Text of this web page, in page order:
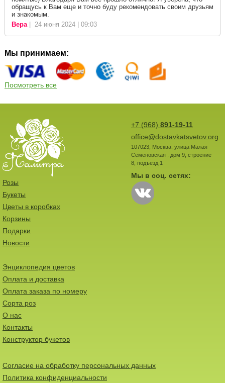
обращусь к Вам еще и точно буду рекомендовать своим друзьям
и знакомым.
Вера| 24 июня 2024 | 09:03
Мы принимаем:
Посмотреть все
+7 (968) 891-19-11
office@dostavkatsvetov.org
107023, Москва, улица Малая
Семеновская , дом 9, строение
8, подъезд 1
Мы в соц. сетях:
Розы
Букеты
Цветы в коробках
Корзины
Подарки
Новости
Энциклопедия цветов
Оплата и доставка
Оплата заказа по номеру
Сорта роз
О нас
Контакты
Конструктор букетов
Согласие на обработку персональных данных
Политика конфиденциальности